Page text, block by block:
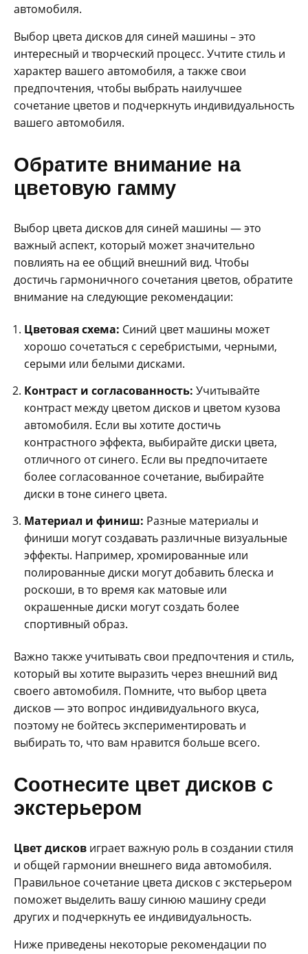
автомобиля.
Выбор цвета дисков для синей машины – это
интересный и творческий процесс. Учтите стиль и
характер вашего автомобиля, а также свои
предпочтения, чтобы выбрать наилучшее
сочетание цветов и подчеркнуть индивидуальность
вашего автомобиля.
Обратите внимание на
цветовую гамму
Выбор цвета дисков для синей машины — это
важный аспект, который может значительно
повлиять на ее общий внешний вид. Чтобы
достичь гармоничного сочетания цветов, обратите
внимание на следующие рекомендации:
Цветовая схема: Синий цвет машины может
хорошо сочетаться с серебристыми, черными,
серыми или белыми дисками.
Контраст и согласованность: Учитывайте
контраст между цветом дисков и цветом кузова
автомобиля. Если вы хотите достичь
контрастного эффекта, выбирайте диски цвета,
отличного от синего. Если вы предпочитаете
более согласованное сочетание, выбирайте
диски в тоне синего цвета.
Материал и финиш: Разные материалы и
финиши могут создавать различные визуальные
эффекты. Например, хромированные или
полированные диски могут добавить блеска и
роскоши, в то время как матовые или
окрашенные диски могут создать более
спортивный образ.
Важно также учитывать свои предпочтения и стиль,
который вы хотите выразить через внешний вид
своего автомобиля. Помните, что выбор цвета
дисков — это вопрос индивидуального вкуса,
поэтому не бойтесь экспериментировать и
выбирать то, что вам нравится больше всего.
Соотнесите цвет дисков с
экстерьером
Цвет дисков играет важную роль в создании стиля
и общей гармонии внешнего вида автомобиля.
Правильное сочетание цвета дисков с экстерьером
поможет выделить вашу синюю машину среди
других и подчеркнуть ее индивидуальность.
Ниже приведены некоторые рекомендации по